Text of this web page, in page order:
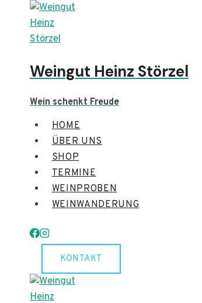
springen
Weingut Heinz Störzel
Wein schenkt Freude
HOME
ÜBER UNS
SHOP
TERMINE
WEINPROBEN
WEINWANDERUNG
KONTAKT